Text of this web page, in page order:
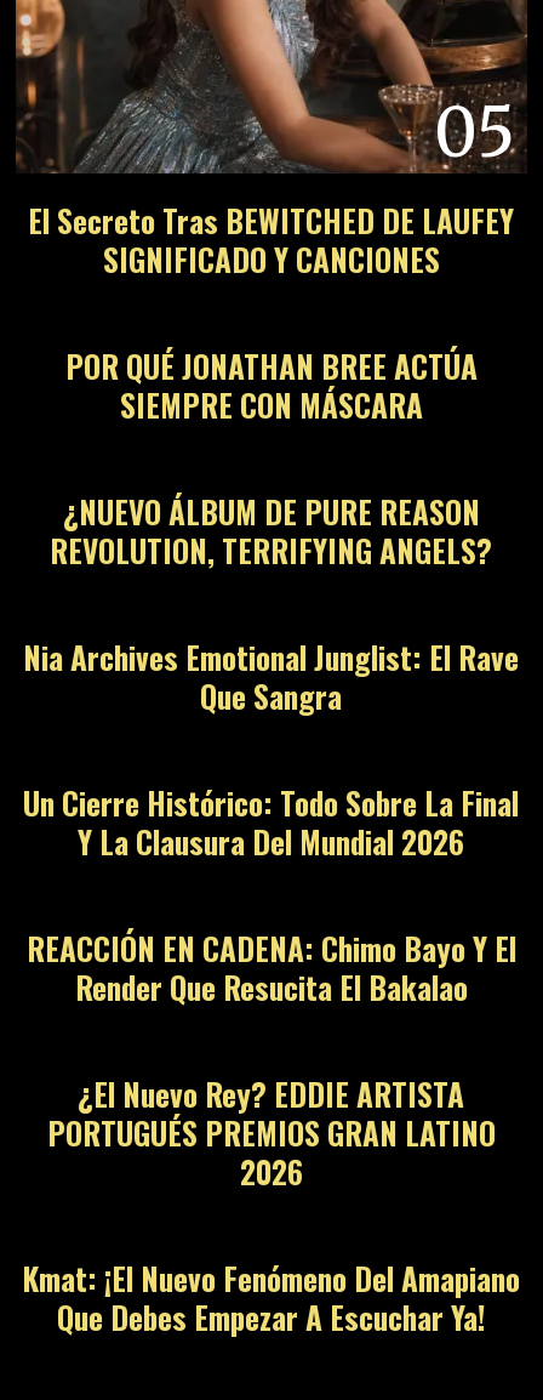
05
El Secreto Tras BEWITCHED DE LAUFEY
SIGNIFICADO Y CANCIONES06
POR QUÉ JONATHAN BREE ACTÚA
SIEMPRE CON MÁSCARA
¿NUEVO ÁLBUM DE PURE REASON
REVOLUTION, TERRIFYING ANGELS?
08
Nia Archives Emotional Junglist: El Rave
Que Sangra
Un Cierre Histórico: Todo Sobre La Final
Y La Clausura Del Mundial 2026
10
REACCIÓN EN CADENA: Chimo Bayo Y El
Render Que Resucita El Bakalao
11
¿El Nuevo Rey? EDDIE ARTISTA
PORTUGUÉS PREMIOS GRAN LATINO
2026
Kmat: ¡El Nuevo Fenómeno Del Amapiano
Que Debes Empezar A Escuchar Ya!
13